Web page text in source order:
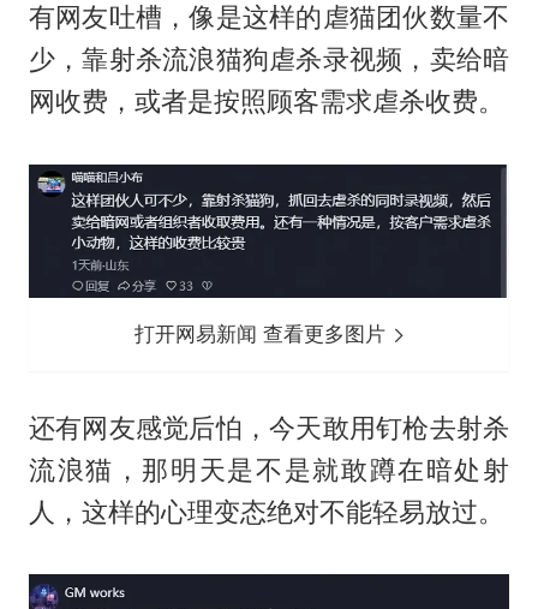
有网友吐槽，像是这样的虐猫团伙数量不
少，靠射杀流浪猫狗虐杀录视频，卖给暗
网收费，或者是按照顾客需求虐杀收费。
打开网易新闻 查看更多图片
还有网友感觉后怕，今天敢用钉枪去射杀
流浪猫，那明天是不是就敢蹲在暗处射
人，这样的心理变态绝对不能轻易放过。